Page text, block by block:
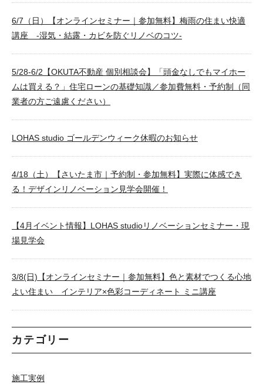
6/7（日）【オンラインセミナー｜参加無料】梅雨の住まい快適
講座 -湿気・結露・カビを防ぐリノベのコツ-
5/28-6/2【OKUTA不動産 個別相談会】「頭金なしでもマイホー
ムは買える？」住宅ローンの基礎知識／参加費無料・予約制（同
業者の方ご遠慮ください）
LOHAS studio ゴールデンウィーク休暇のお知らせ
4/18（土）【さいたま市｜予約制・参加無料】実際に体感でき
る！デザインリノベーション見学会開催！
【4月イベント情報】LOHAS studioリノベーションセミナー・現
場見学会
3/8(日)【オンラインセミナー｜参加無料】色と素材でつくる心地
よい住まい インテリア×色彩コーディネート ミニ講座
カテゴリー
施工実例